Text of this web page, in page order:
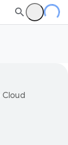
Cloud